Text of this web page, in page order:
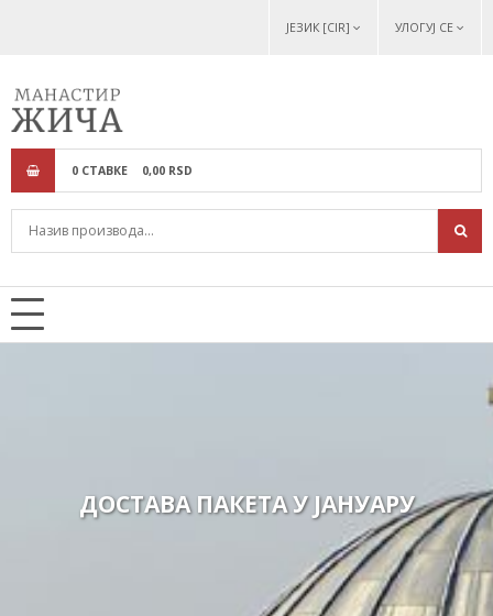
ЈЕЗИК [CIR] УЛОГУЈ СЕ
0 СТАВКЕ 0,00 RSD
ДОСТАВА ПАКЕТА У ЈАНУАРУ